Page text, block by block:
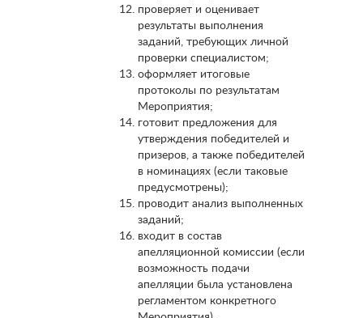
проверяет и оценивает
результаты выполнения
заданий, требующих личной
проверки специалистом;
оформляет итоговые
протоколы по результатам
Мероприятия;
готовит предложения для
утверждения победителей и
призеров, а также победителей
в номинациях (если таковые
предусмотрены);
проводит анализ выполненных
заданий;
входит в состав
апелляционной комиссии (если
возможность подачи
апелляции была установлена
регламентом конкретного